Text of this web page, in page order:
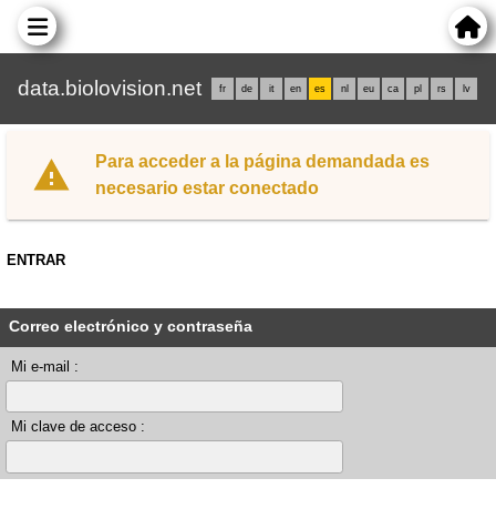
data.biolovision.net fr de it en es nl eu ca pl rs lv
Para acceder a la página demandada es
necesario estar conectado
ENTRAR
Correo electrónico y contraseña
Mi e-mail :
Mi clave de acceso :